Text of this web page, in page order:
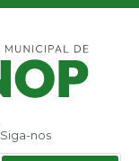
Siga-nos